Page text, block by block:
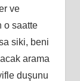
ve
o saatte
siki, beni
arama
duşunu